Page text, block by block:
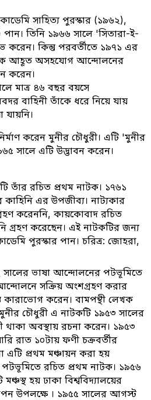
সাহিত্য পুরস্কার (১৯৬২),
তিনি ১৯৬৬ সালে 'সিতারা-ই-
করেন। কিন্তু পরবর্তীতে ১৯৭১ এর
আহূত অসহযোগ আন্দোলনের
করেন।
মাত্র ৪৬ বছর বয়সে
বাহিনী তাঁকে ধরে নিয়ে যায়
করেন মুনীর চৌধুরী। এটি 'মুনীর
সালে এটি উদ্ভাবন করেন।
তাঁর রচিত প্রথম নাটক। ১৭৬১
কাহিনি এর উপজীব্য। নাট্যকার
করেননি, কায়কোবাদ রচিত
গ্রহণ করেছেন। এই নাটকটির জন্য
পুরস্কার পান। চরিত্র: জোহরা,
সালের ভাষা আন্দোলনের পটভূমিতে
সক্রিয় অংশগ্রহণ করার
কারাভোগ করেন। বামপন্থী লেখক
চৌধুরী এ নাটকটি ১৯৫৩ সালের
থাকা অবস্থায় রচনা করেন। ১৯৫৩
রাত ১০টায় ফণী চক্রবর্তীর
এটি প্রথম মঞ্চায়ন করা হয়
পটভূমিতে রচিত প্রথম নাটক। ১৯৫৬
হয় ঢাকা বিশ্ববিদ্যালয়ের
উপলক্ষে । ১৯৫৫ সালের আগস্ট